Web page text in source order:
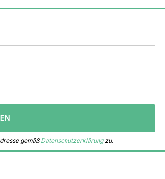
gemäß Datenschutzerklärungzu.